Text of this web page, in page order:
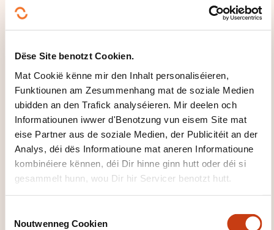
Dëse Site benotzt Cookien.
Mat Cookië kënne mir den Inhalt personaliséieren,
Funktiounen am Zesummenhang mat de soziale Medien
ubidden an den Trafick analyséieren. Mir deelen och
Informatiounen iwwer d'Benotzung vun eisem Site mat
eise Partner aus de soziale Medien, der Publicitéit an der
Analys, déi dës Informatioune mat aneren Informatioune
kombinéiere kënnen, déi Dir hinne ginn hutt oder déi si
gesammelt hunn, wou Dir hir Servicer benotzt hutt.
Noutwenneg Cookien
Une attestation de participation sera transmise aux
participants
WÉINI ASS DÉI NÄCHST
SESSIOUN?
17.11.2026
En distanciel
FR 3850,00€
Detailer gesinn
En distanciel